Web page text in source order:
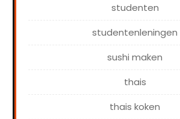
studenten
studentenleningen
sushi maken
thais
thais koken